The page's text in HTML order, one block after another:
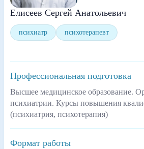
Елисеев Сергей Анатольевич
психиатр психотерапевт
Профессиональная подготовка
Высшее медицинское образование.
психиатрии. Курсы повышения
(психиатрия, психотерапия)
Формат работы